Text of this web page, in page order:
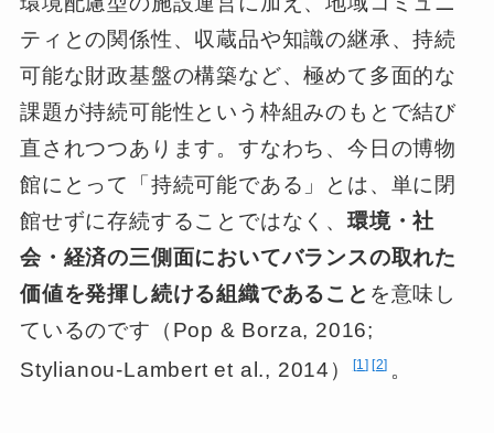
ティとの関係性、収蔵品や知識の継承、持続
可能な財政基盤の構築など、極めて多面的な
課題が持続可能性という枠組みのもとで結び
直されつつあります。すなわち、今日の博物
館にとって「持続可能である」とは、単に閉
館せずに存続することではなく、環境・社
会・経済の三側面においてバランスの取れた
価値を発揮し続ける組織であること を意味し
ているのです（Pop & Borza, 2016;
Stylianou-Lambert et al., 2014）
1 2 。